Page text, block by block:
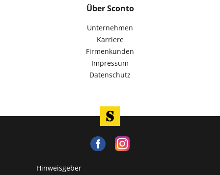
Über Sconto
Unternehmen
Karriere
Firmenkunden
Impressum
Datenschutz
Hinweisgeber